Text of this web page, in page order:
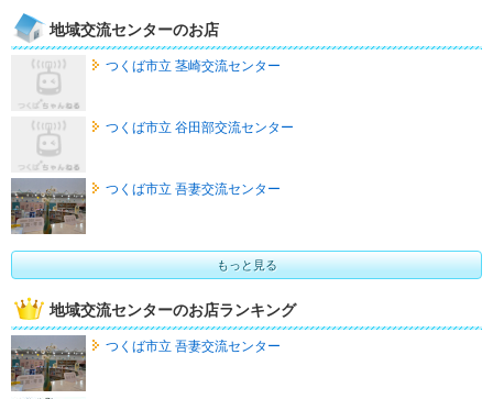
地域交流センターのお店
つくば市立 茎崎交流センター
つくば市立 谷田部交流センター
つくば市立 吾妻交流センター
もっと見る
地域交流センターのお店ランキング
つくば市立 吾妻交流センター